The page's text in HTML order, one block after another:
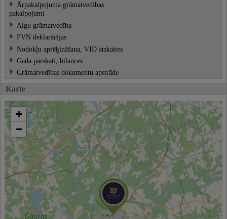
Ārpakalpojuma grāmatvedības
pakalpojumi
Algu grāmatvedība
PVN deklarācijas
Nodokļu aprēķināšana, VID atskaites
Gada pārskati, bilances
Grāmatvedības dokumentu apstrāde
Karte
+
−